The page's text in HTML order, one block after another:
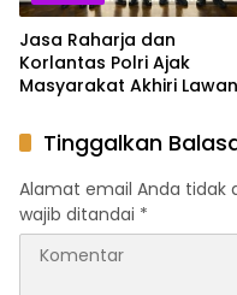
Jasa Raharja dan
Korlantas Polri Ajak
Masyarakat Akhiri Lawan
Keselamatan Berlalu
Tinggalkan
Alamat email Anda tidak
wajib ditandai *